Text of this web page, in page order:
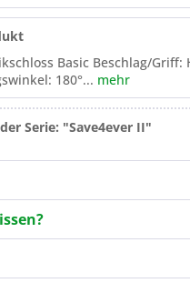
Basic Beschlag/Griff:
180°... mehr
Serie: "Save4ever II"